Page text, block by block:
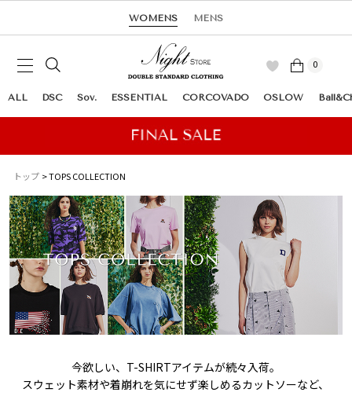
WOMENS MENS
0
ALL DSC Sov. ESSENTIAL CORCOVADO OSLOW
トップ TOPS COLLECTION
今欲しい、T-SHIRTアイテムが続々入荷。
スウェット素材や着崩れを気にせず楽しめるカットソーなど、